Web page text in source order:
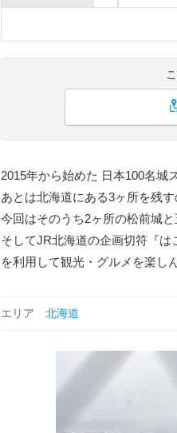
2015年から始めた 日本100名城
あとは北海道にある3ヶ所を残す
今回はそのうち2ヶ所の松前城と
そしてJR北海道の企画切符『
を利用して観光・グルメを楽し
エリア 北海道